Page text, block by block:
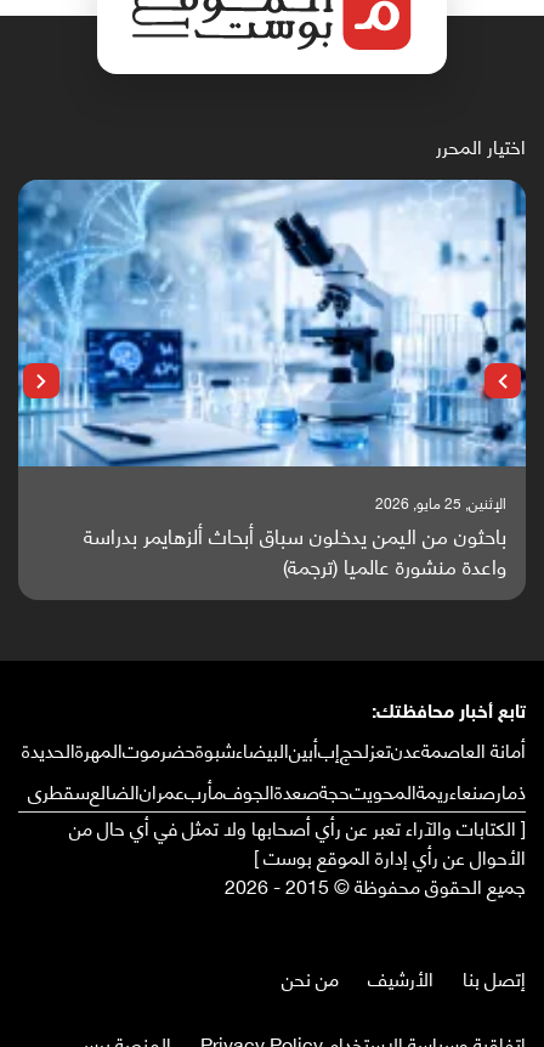
اختيار المحرر
الإثنين, 25 مايو, 2026
باحثون من اليمن يدخلون سباق أبحاث ألزهايمر بدراسة
واعدة منشورة عالميا (ترجمة)
تابع أخبار محافظتك:
أمانة العاصمةعدنتعزلحجإبأبينالبيضاءشبوةحضرموتالمهرةالحديدة
ذمارصنعاءريمةالمحويتحجةصعدةالجوفمأربعمرانالضالعسقطرى
[ الكتابات والآراء تعبر عن رأي أصحابها ولا تمثل في أي حال من
الأحوال عن رأي إدارة الموقع بوست ]
جميع الحقوق محفوظة © 2015 - 2026
إتصل بنا الأرشيف
من نحن